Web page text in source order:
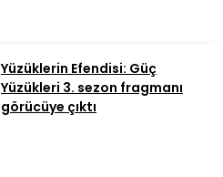
Yüzüklerin Efendisi: Güç
Yüzükleri 3. sezon fragmanı
görücüye çıktı